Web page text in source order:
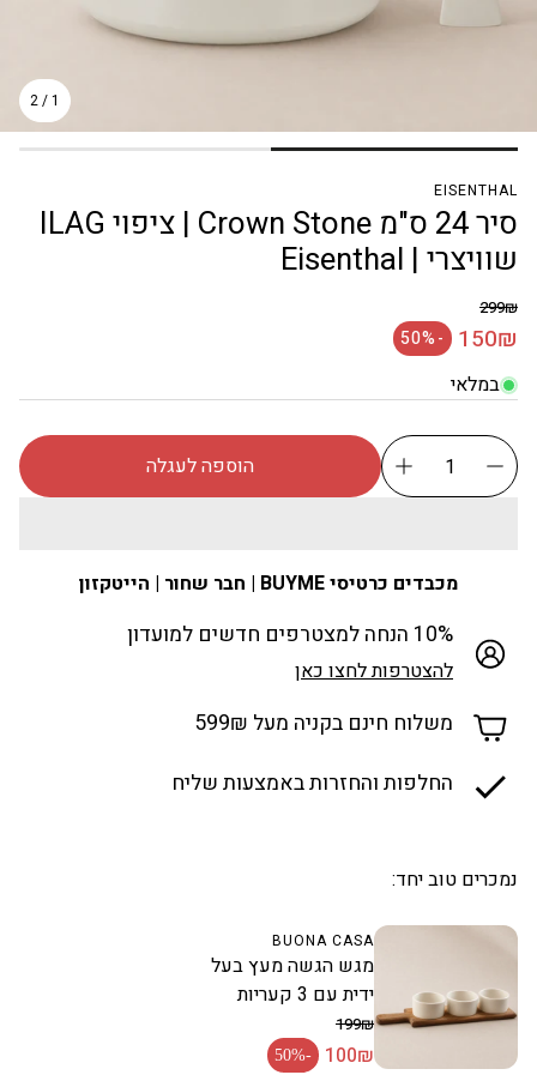
1
/
2
EISENTHAL
סיר 24 ס"מ Crown Stone | ציפוי ILAG
שוויצרי | Eisenthal
150₪
-50%
מחיר מבצע
מחיר רגיל
299₪
במלאי
הוספה לעגלה
מכבדים כרטיסי BUYME | חבר שחור | הייטקזון
10% הנחה למצטרפים חדשים למועדון
להצטרפות לחצו כאן
משלוח חינם בקניה מעל 599₪
החלפות והחזרות באמצעות שליח
נמכרים טוב יחד:
BUONA CASA
מגש הגשה מעץ בעל
ידית עם 3 קעריות
100₪
-50%
מחיר מבצע
מחיר רגיל
199₪